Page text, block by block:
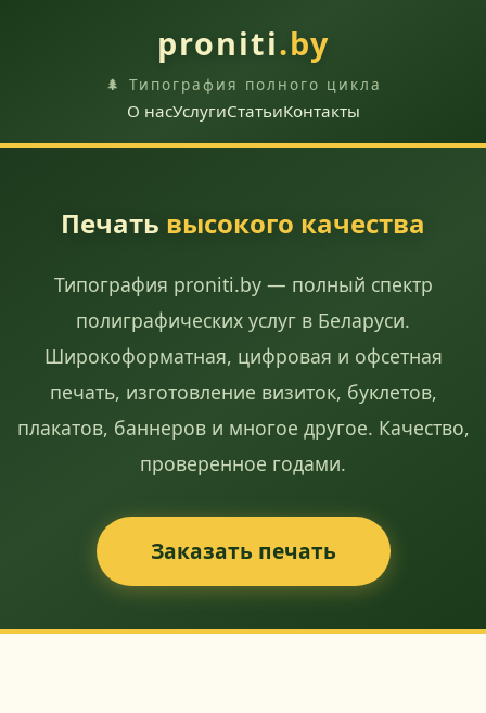
proniti.by
🌲 Типография полного цикла
О насУслугиСтатьиКонтакты
Печать высокого качества
Типография proniti.by — полный спектр
полиграфических услуг в Беларуси.
Широкоформатная, цифровая и офсетная
печать, изготовление визиток, буклетов,
плакатов, баннеров и многое другое. Качество,
проверенное годами.
Заказать печать